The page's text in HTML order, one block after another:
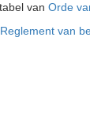
van Orde
Reglement van